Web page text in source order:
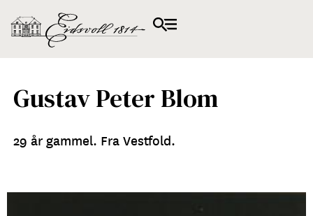
Gustav Peter Blom
29 år gammel. Fra Vestfold.